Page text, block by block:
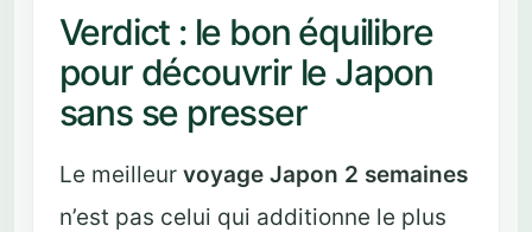
Verdict : le bon équilibre
pour découvrir le Japon
sans se presser
Le meilleur voyage Japon 2 semaines
n’est pas celui qui additionne le plus